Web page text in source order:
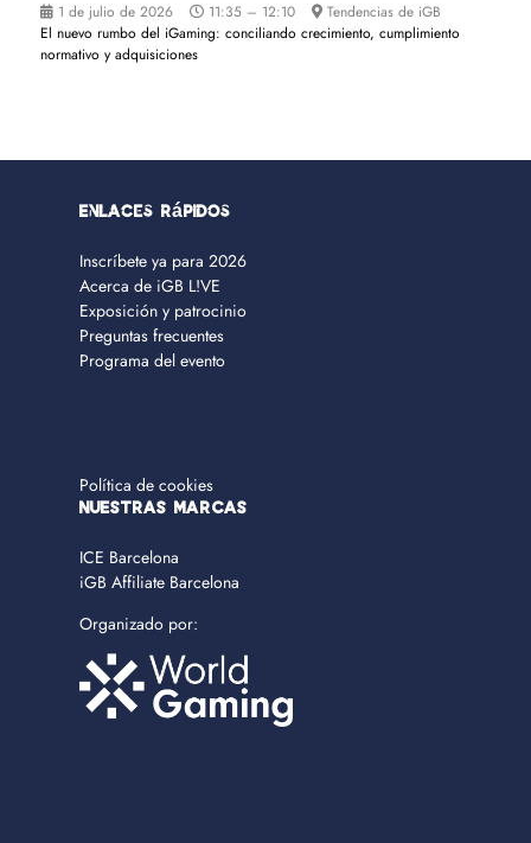
1 de julio de 2026
11:35 – 12:10
Tendencias de iGB
El nuevo rumbo del iGaming: conciliando crecimiento, cumplimiento
normativo y adquisiciones
Enlaces rápidos
Inscríbete ya para 2026
Acerca de iGB L!VE
Exposición y patrocinio
Preguntas frecuentes
Programa del evento
Política de cookies
NUESTRAS MARCAS
ICE Barcelona
iGB Affiliate Barcelona
Organizado por: